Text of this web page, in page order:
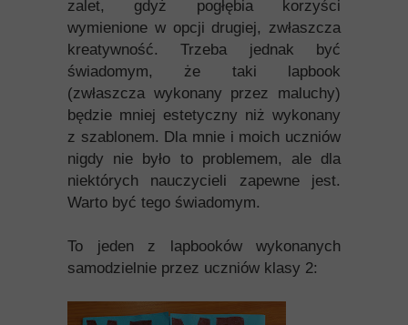
zalet, gdyż pogłębia korzyści
wymienione w opcji drugiej, zwłaszcza
kreatywność. Trzeba jednak być
świadomym, że taki lapbook
(zwłaszcza wykonany przez maluchy)
będzie mniej estetyczny niż wykonany
z szablonem. Dla mnie i moich uczniów
nigdy nie było to problemem, ale dla
niektórych nauczycieli zapewne jest.
Warto być tego świadomym.
To jeden z lapbooków wykonanych
samodzielnie przez uczniów klasy 2: